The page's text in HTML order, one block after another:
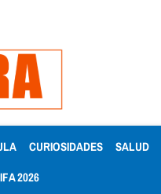
CURIOSIDADES SALUD
2026